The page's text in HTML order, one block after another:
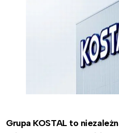
Grupa KOSTAL to